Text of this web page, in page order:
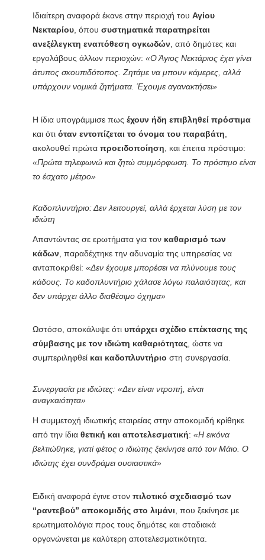
Ιδιαίτερη αναφορά έκανε στην περιοχή του Αγίου
Νεκταρίου , όπου συστηματικά παρατηρείται
ανεξέλεγκτη εναπόθεση ογκωδών , από δημότες και
εργολάβους άλλων περιοχών: «Ο Άγιος Νεκτάριος έχει γίνει
άτυπος σκουπιδότοπος. Ζητάμε να μπουν κάμερες, αλλά
υπάρχουν νομικά ζητήματα. Έχουμε αγανακτήσει»
Η ίδια υπογράμμισε πως έχουν ήδη επιβληθεί πρόστιμα
και ότι όταν εντοπίζεται το όνομα του παραβάτη
ακολουθεί πρώτα προειδοποίηση , και έπειτα πρόστιμο:
«Πρώτα τηλεφωνώ και ζητώ συμμόρφωση. Το πρόστιμο είναι
το έσχατο μέτρο»
Καδοπλυντήριο: Δεν λειτουργεί, αλλά έρχεται λύση με τον
ιδιώτη
Απαντώντας σε ερωτήματα για τον καθαρισμό των
κάδων , παραδέχτηκε την αδυναμία της υπηρεσίας να
ανταποκριθεί: «Δεν έχουμε μπορέσει να πλύνουμε τους
κάδους. Το καδοπλυντήριο χάλασε λόγω παλαιότητας, και
δεν υπάρχει άλλο διαθέσιμο όχημα»
Ωστόσο, αποκάλυψε ότι υπάρχει σχέδιο επέκτασης της
σύμβασης με τον ιδιώτη καθαριότητας , ώστε να
συμπεριληφθεί και καδοπλυντήριο στη συνεργασία.
Συνεργασία με ιδιώτες: «Δεν είναι ντροπή, είναι
αναγκαιότητα»
Η συμμετοχή ιδιωτικής εταιρείας στην αποκομιδή κρίθηκε
από την ίδια θετική και αποτελεσματική: «Η εικόνα
βελτιώθηκε, γιατί φέτος ο ιδιώτης ξεκίνησε από τον Μάιο. Ο
ιδιώτης έχει συνδράμει ουσιαστικά»
Ειδική αναφορά έγινε στον πιλοτικό σχεδιασμό των
“ραντεβού” αποκομιδής στο λιμάνι , που ξεκίνησε με
ερωτηματολόγια προς τους δημότες και σταδιακά
οργανώνεται με καλύτερη αποτελεσματικότητα.